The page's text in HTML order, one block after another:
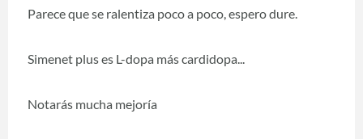
Parece que se ralentiza poco a poco, espero dure.
Simenet plus es L-dopa más cardidopa...
Notarás mucha mejoría